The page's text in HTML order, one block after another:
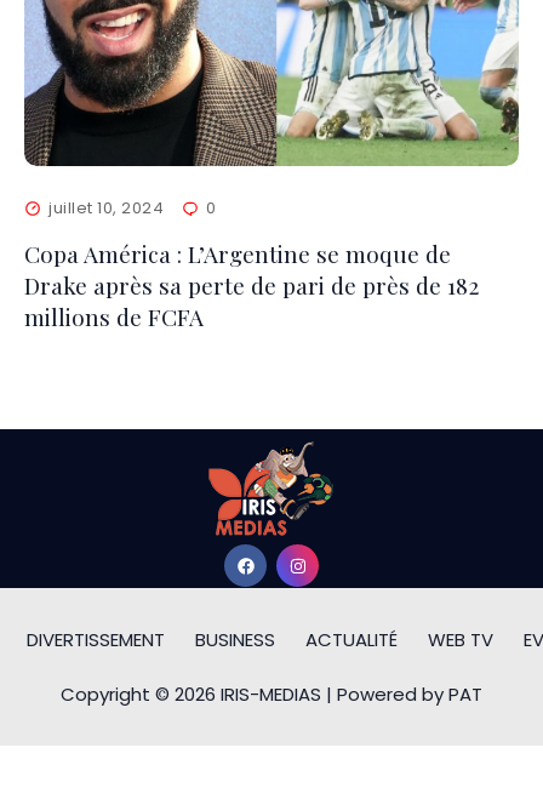
juillet 10, 2024 0
Copa América : L’Argentine se moque de
Drake après sa perte de pari de près de 182
millions de FCFA
DIVERTISSEMENT BUSINESS ACTUALITÉ WEB TV
Copyright © 2026 IRIS-MEDIAS | Powered by PAT